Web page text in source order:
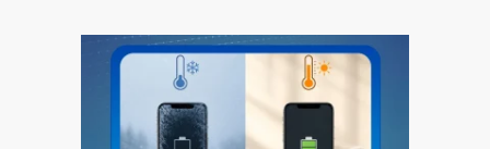
Remplacement de la
batterie pour votre iPhone
et iPad
Réparation Apple iPad